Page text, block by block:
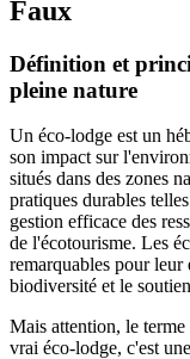
Faux
Définition et
pleine nature
Un éco-lodge est un
son impact sur
situés dans des zones
pratiques durables
gestion efficace des
de l'écotourisme. Les
remarquables pour leur
biodiversité et le
Mais attention, le
vrai éco-lodge, c'est